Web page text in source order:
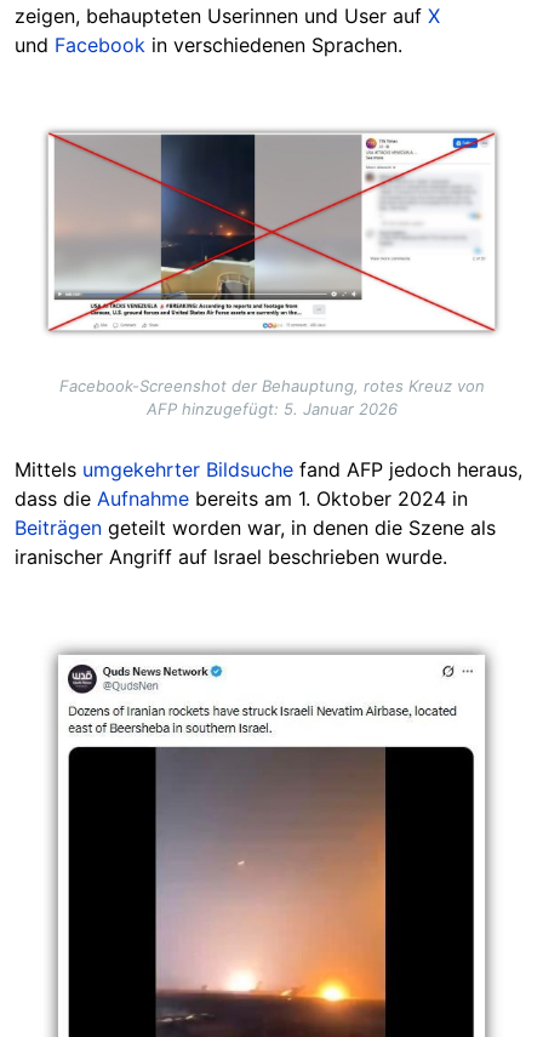
zeigen, behaupteten Userinnen und User auf X
und Facebook in verschiedenen Sprachen.
Image
Facebook-Screenshot der Behauptung, rotes Kreuz von
AFP hinzugefügt: 5. Januar 2026
Mittels umgekehrter Bildsuche fand AFP jedoch heraus,
dass die Aufnahme bereits am 1. Oktober 2024 in
Beiträgen geteilt worden war, in denen die Szene als
iranischer Angriff auf Israel beschrieben wurde.
Image